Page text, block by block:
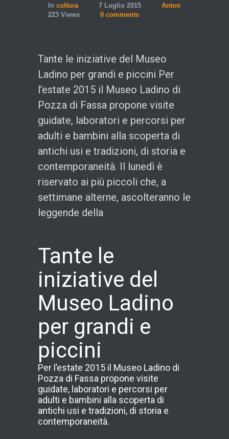
In cultura 7 Luglio 2015
Anton
223 Views
0 comments
Tante le iniziative del Museo
Ladino per grandi e piccini Per
l’estate 2015 il Museo Ladino di
Pozza di Fassa propone visite
guidate, laboratori e percorsi per
adulti e bambini alla scoperta di
antichi usi e tradizioni, di storia e
contemporaneità. Il lunedì è
riservato ai più piccoli che, a
settimane alterne, ascolteranno le
leggende della
Tante le
iniziative del
Museo Ladino
per grandi e
piccini
Per l’estate 2015 il Museo Ladino di
Pozza di Fassa propone visite
guidate, laboratori e percorsi per
adulti e bambini alla scoperta di
antichi usi e tradizioni, di storia e
contemporaneità.